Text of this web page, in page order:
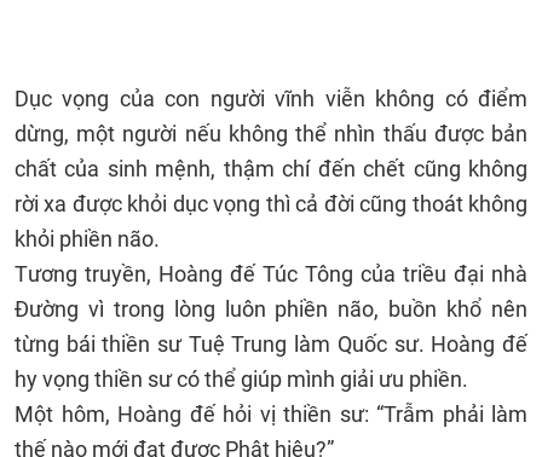
Dục vọng của con người vĩnh viễn không có điểm
dừng, một người nếu không thể nhìn thấu được bản
chất của sinh mệnh, thậm chí đến chết cũng không
rời xa được khỏi dục vọng thì cả đời cũng thoát không
khỏi phiền não.
Tương truyền, Hoàng đế Túc Tông của triều đại nhà
Đường vì trong lòng luôn phiền não, buồn khổ nên
từng bái thiền sư Tuệ Trung làm Quốc sư. Hoàng đế
hy vọng thiền sư có thể giúp mình giải ưu phiền.
Một hôm, Hoàng đế hỏi vị thiền sư: “Trẫm phải làm
thế nào mới đạt được Phật hiệu?”